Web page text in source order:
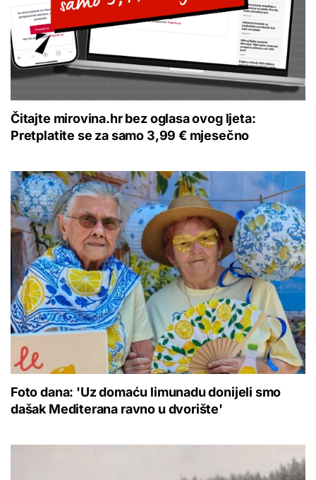
Čitajte mirovina.hr bez oglasa ovog ljeta:
Pretplatite se za samo 3,99 € mjesečno
Foto dana: 'Uz domaću limunadu donijeli smo
dašak Mediterana ravno u dvorište'